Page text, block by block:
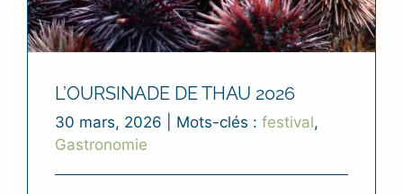
L’OURSINADE DE THAU 2026
30 mars, 2026 Mots-clés : festival,
Gastronomie